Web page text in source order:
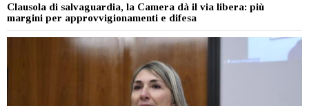
Clausola di salvaguardia, la Camera dà il via libera: più
margini per approvvigionamenti e difesa